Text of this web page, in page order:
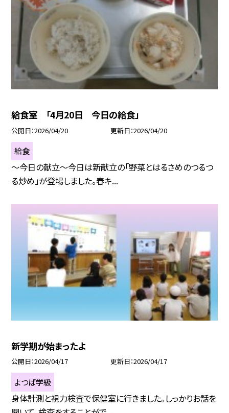
給食室 「4月20日 今日の給食」
公開日 2026/04/20 更新日 2026/04/20
給食
～今日の献立～今日は新献立の「野菜とはるさめのつるつ
る炒め」が登場しました。春キ...
新学期が始まったよ
公開日 2026/04/17 更新日 2026/04/17
よつば学級
身体計測と視力検査で保健室に行きました。しっかりお話を